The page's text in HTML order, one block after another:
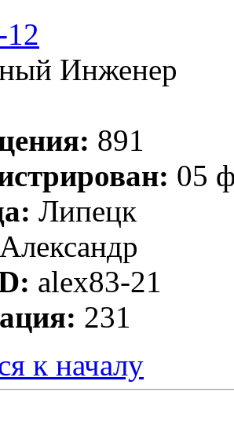
12
Инженер
891
05
Липецк
Александр
alex83-21
231
к началу